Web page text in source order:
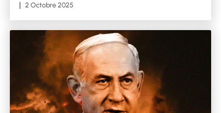
2 Octobre 2025